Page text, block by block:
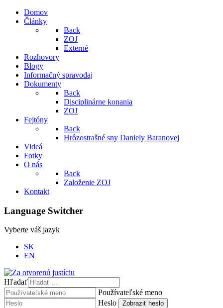
Domov
Články
Back
ZOJ
Externé
Rozhovory
Blogy
Informačný spravodaj
Dokumenty
Back
Disciplinárne konania
ZOJ
Fejtóny
Back
Hrôzostrašné sny Daniely Baranovej
Videá
Fotky
O nás
Back
Založenie ZOJ
Kontakt
Language Switcher
Vyberte váš jazyk
SK
EN
Hľadať
Používateľské meno
Heslo
Zobraziť heslo